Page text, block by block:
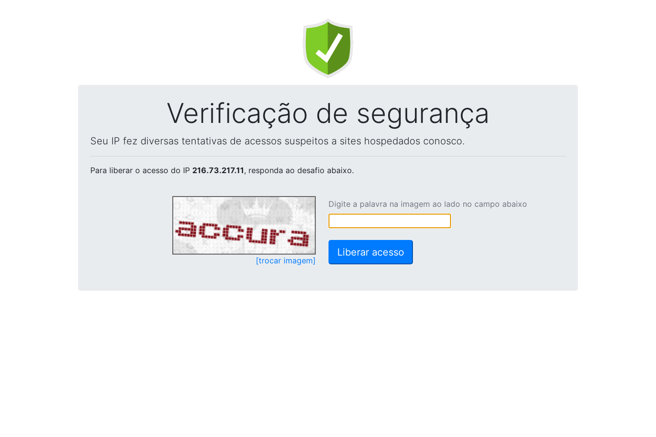
Verificação de segurança
Seu IP fez diversas tentativas de acessos suspeitos a sites hospedados conosco.
Para liberar o acesso do IP 216.73.217.11, responda ao desafio abaixo.
[trocar imagem]
Digite a palavra na imagem ao lado no campo abaixo